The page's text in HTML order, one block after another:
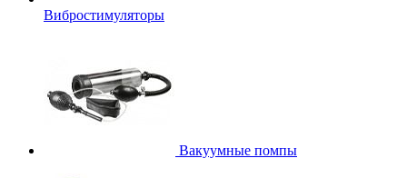
Вибростимуляторы
Вакуумные помпы